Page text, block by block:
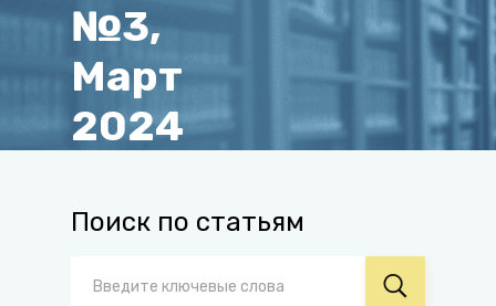
№3,
Март
2024
Поиск по статьям